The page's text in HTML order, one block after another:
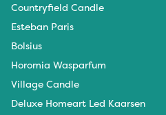
Countryfield Candle
Esteban Paris
Bolsius
Horomia Wasparfum
Village Candle
Deluxe Homeart Led Kaarsen